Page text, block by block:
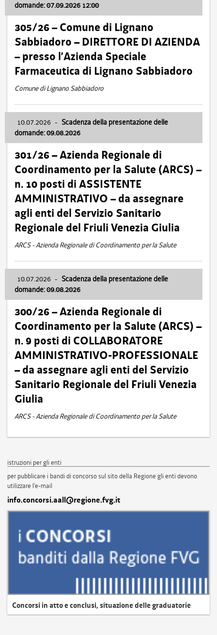
domande: 07.09.2026 12:00
305/26 – Comune di Lignano
Sabbiadoro – DIRETTORE DI AZIENDA
– presso l’Azienda Speciale
Farmaceutica di Lignano Sabbiadoro
Comune di Lignano Sabbiadoro
10.07.2026 - Scadenza della presentazione delle
domande: 09.08.2026
301/26 – Azienda Regionale di
Coordinamento per la Salute (ARCS) –
n. 10 posti di ASSISTENTE
AMMINISTRATIVO – da assegnare
agli enti del Servizio Sanitario
Regionale del Friuli Venezia Giulia
ARCS - Azienda Regionale di Coordinamento per la Salute
10.07.2026 - Scadenza della presentazione delle
domande: 09.08.2026
300/26 – Azienda Regionale di
Coordinamento per la Salute (ARCS) –
n. 9 posti di COLLABORATORE
AMMINISTRATIVO-PROFESSIONALE
– da assegnare agli enti del Servizio
Sanitario Regionale del Friuli Venezia
Giulia
ARCS - Azienda Regionale di Coordinamento per la Salute
istruzioni per gli enti
per pubblicare i bandi di concorso sul sito della Regione gli enti devono
utilizzare l'e-mail
info.concorsi.aall@regione.fvg.it
Concorsi in atto e conclusi, situazione delle graduatorie